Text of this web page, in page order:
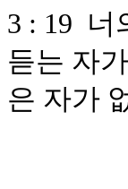
3 : 19 너
듣는 자
은 자가